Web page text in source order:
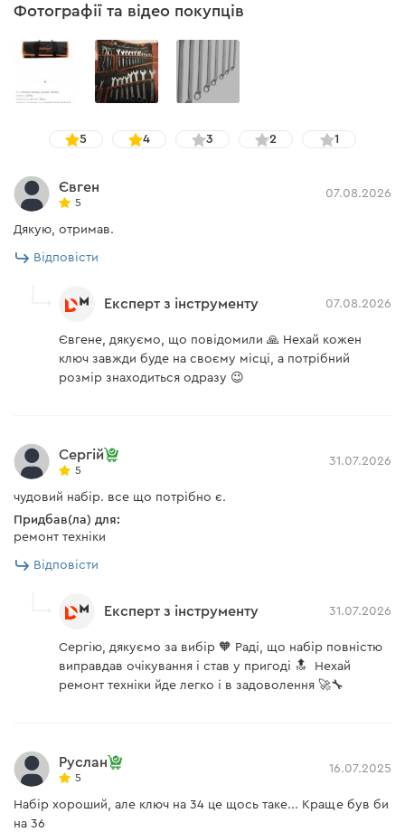
Фотографії та відео покупців
5 4 3 2 1
Євген
5
07.08.2026
Дякую, отримав.
Відповісти
Експерт з інструменту 07.08.2026
Євгене, дякуємо, що повідомили 🙏 Нехай кожен
ключ завжди буде на своєму місці, а потрібний
розмір знаходиться одразу 😉
Сергій
5
31.07.2026
чудовий набір. все що потрібно є.
Придбав(ла) для:
ремонт техніки
Відповісти
Експерт з інструменту 31.07.2026
Сергію, дякуємо за вибір 🧡 Раді, що набір повністю
виправдав очікування і став у пригоді 🔝 Нехай
ремонт техніки йде легко і в задоволення 🚀🔧
Руслан
5
16.07.2025
Набір хороший, але ключ на 34 це щось таке... Краще був би
на 36